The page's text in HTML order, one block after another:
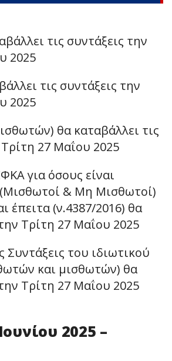
τις συντάξεις την
2025
τις συντάξεις την
2025
θα καταβάλλει τις
27 Μαΐου 2025
για όσους είναι
& Μη Μισθωτοί)
έπειτα (ν.4387/2016) θα
Τρίτη 27 Μαΐου 2025
Συντάξεις του ιδιωτικού
και μισθωτών) θα
Τρίτη 27 Μαΐου 2025
2025 –